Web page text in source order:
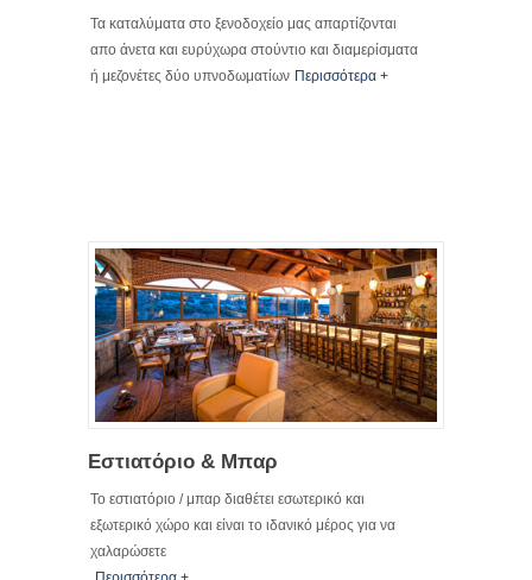
Τα καταλύματα στο ξενοδοχείο μας απαρτίζονται
απο άνετα και ευρύχωρα στούντιο και διαμερίσματα
ή μεζονέτες δύο υπνοδωματίων Περισσότερα +
Εστιατόριο & Μπαρ
Το εστιατόριο / μπαρ διαθέτει εσωτερικό και
εξωτερικό χώρο και είναι το ιδανικό μέρος για να
χαλαρώσετε